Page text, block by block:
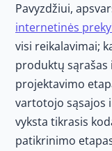
Pavyzdžiui,
internetinės
visi reikalavimai;
produktų sąrašas
projektavimo
vartotojo sąsajos
vyksta tikrasis
patikrinimo